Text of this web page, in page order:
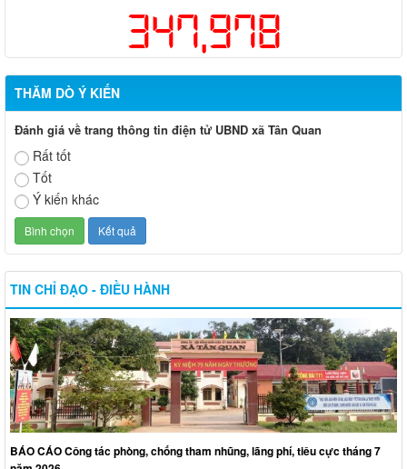
347,978
THĂM DÒ Ý KIẾN
Đánh giá về trang thông tin điện tử UBND xã Tân Quan
Rất tốt
Tốt
Ý kiến khác
TIN CHỈ ĐẠO - ĐIỀU HÀNH
BÁO CÁO Công tác phòng, chống tham nhũng, lãng phí, tiêu cực tháng 7